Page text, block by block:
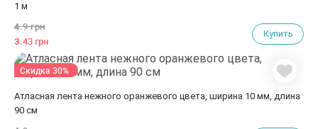
1 м
4.9 грн
3.43 грн
Купить
Атласная лента нежного оранжевого цвета, ширина 10 мм, длина
90 см
Скидка 30%